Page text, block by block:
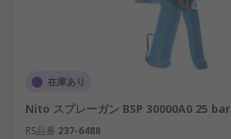
在庫あり
Nito スプレーガン BSP 30000A0 25 bar
RS品番 237-6488